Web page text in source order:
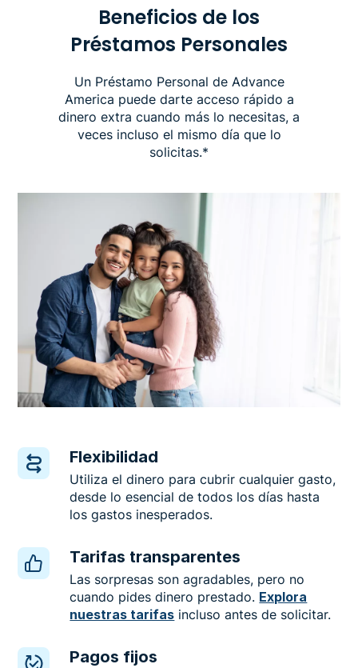
Beneficios de los
Préstamos Personales
Un Préstamo Personal de Advance
America puede darte acceso rápido a
dinero extra cuando más lo necesitas, a
veces incluso el mismo día que lo
solicitas.*
Flexibilidad
Utiliza el dinero para cubrir cualquier gasto,
desde lo esencial de todos los días hasta
los gastos inesperados.
Tarifas transparentes
Las sorpresas son agradables, pero no
cuando pides dinero prestado. Explora
nuestras tarifas incluso antes de solicitar.
Pagos fijos